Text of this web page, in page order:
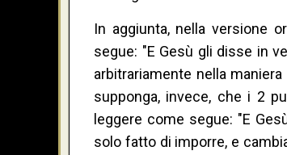
In aggiunta, nella versione
segue: "E Gesù gli disse in
arbitrariamente nella
supponga, invece, che i 2
leggere come segue: "E
solo fatto di imporre, e